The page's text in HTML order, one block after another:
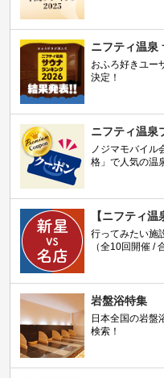
ニフティ温泉
おふろ好きユー
決定！
ニフティ温泉
ノジマモバイ
格」で人気の温
【ニフティ温
行ってみたい施
（全10回開催 /
岩盤浴特集
日本全国の岩盤
検索！